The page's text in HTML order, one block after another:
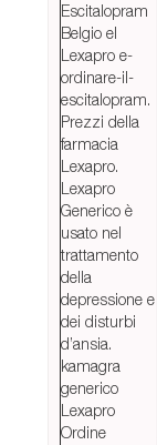
Escitalopram
Belgio el
Lexapro e-
ordinare-il-
escitalopram.
Prezzi della
farmacia
Lexapro.
Lexapro
Generico è
usato nel
trattamento
della
depressione e
dei disturbi
d’ansia.
kamagra
generico
Lexapro
Ordine